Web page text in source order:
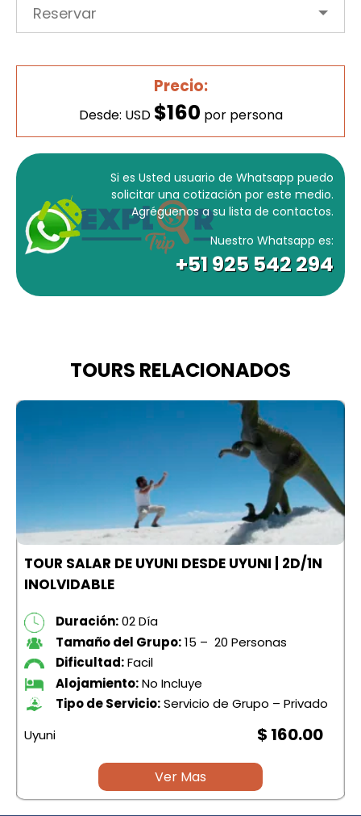
Reservar
Precio:
Desde: USD $160 por persona
Si es Usted usuario de Whatsapp puedo
solicitar una cotización por este medio.
Agréguenos a su lista de contactos.
Nuestro Whatsapp es:
+51 925 542 294
TOURS RELACIONADOS
TOUR SALAR DE UYUNI DESDE UYUNI | 2D/1N
INOLVIDABLE
Duración:02 Día
Tamaño del Grupo:15 – 20 Personas
Dificultad:Facil
Alojamiento:No Incluye
Tipo de Servicio:Servicio de Grupo – Privado
Uyuni
$ 160.00
Ver Mas